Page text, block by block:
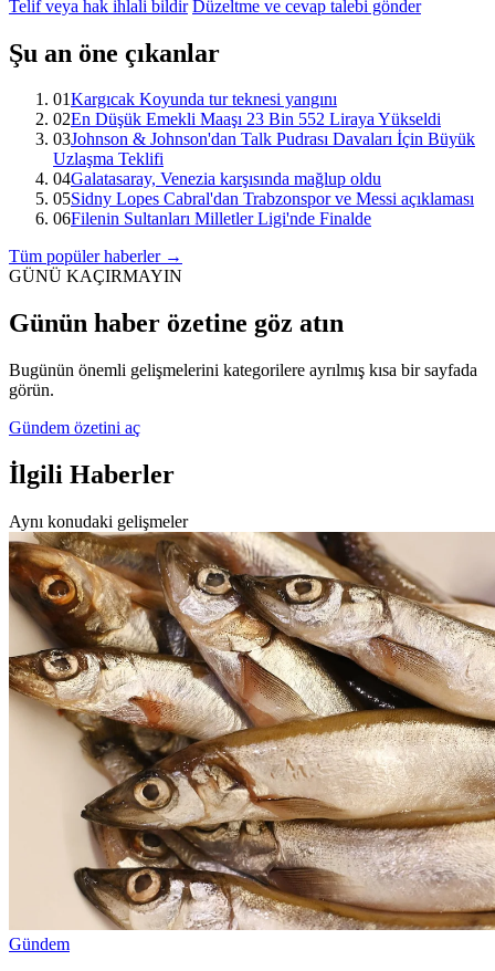
Telif veya hak ihlali bildir Düzeltme ve cevap talebi gönder
Şu an öne çıkanlar
01Kargıcak Koyunda tur teknesi yangını
02En Düşük Emekli Maaşı 23 Bin 552 Liraya Yükseldi
03Johnson & Johnson'dan Talk Pudrası Davaları İçin Büyük
Uzlaşma Teklifi
04Galatasaray, Venezia karşısında mağlup oldu
05Sidny Lopes Cabral'dan Trabzonspor ve Messi açıklaması
06Filenin Sultanları Milletler Ligi'nde Finalde
Tüm popüler haberler →
GÜNÜ KAÇIRMAYIN
Günün haber özetine göz atın
Bugünün önemli gelişmelerini kategorilere ayrılmış kısa bir sayfada
görün.
Gündem özetini aç
İlgili Haberler
Aynı konudaki gelişmeler
Gündem